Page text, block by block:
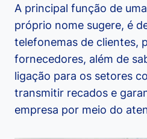
A principal função de
próprio nome sugere, é
telefonemas de clientes,
fornecedores, além de
ligação para os setores
transmitir recados e
empresa por meio do